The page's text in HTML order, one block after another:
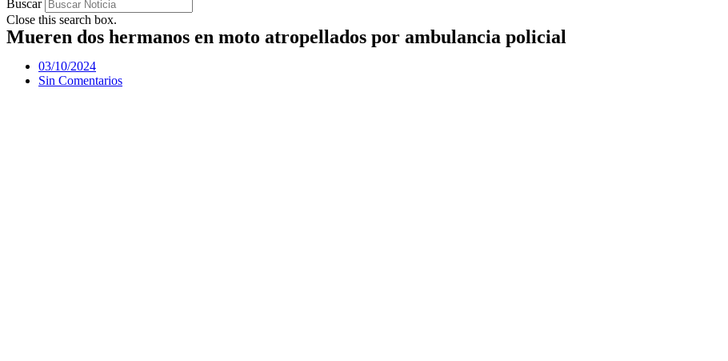
Buscar
Close this search box.
Mueren dos hermanos en moto atropellados por ambulancia policial
03/10/2024
Sin Comentarios